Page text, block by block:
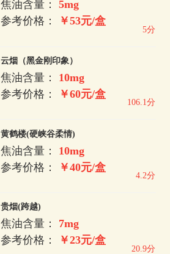
焦油含量：5mg
参考价格：
￥53元/盒
5分
云烟（黑金刚印象）
焦油含量： 10mg
参考价格：
￥60元/盒
106.1分
黄鹤楼(硬峡谷柔情)
焦油含量： 10mg
参考价格：
￥40元/盒
4.2分
贵烟(跨越)
焦油含量： 7mg
参考价格：
￥23元/盒
20.9分